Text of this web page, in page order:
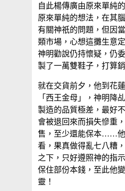
自此楊傳廣由原來單純
原來單純的想法，在其
有關神祇的問題，但因
類市場，心想這攤生意
神明勸說仍持懷疑，仍
製了一萬雙鞋子，打算
就在交貨前夕，他到花
「西王金母」，神明降
製造的品質極差，最好
會被退回來而損失慘重
售，至少還能保本……
看，果真做得亂七八糟
之下，只好遵照神的指
保住部份本錢，至此他
靈！